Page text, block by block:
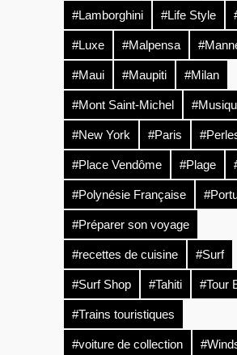
#Lamborghini #Life Style
#Luxe #Malpensa
#Maui #Maupiti #Milan
#Mont Saint-Michel
#New York #Paris
#Place Vendôme #Plage
#Polynésie Française
#Préparer son voyage
#recettes de cuisine #Surf
#Surf Shop #Tahiti #Tour
#Trains touristiques
#voiture de collection